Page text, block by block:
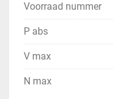
Voorraad nummer
P abs
V max
N max